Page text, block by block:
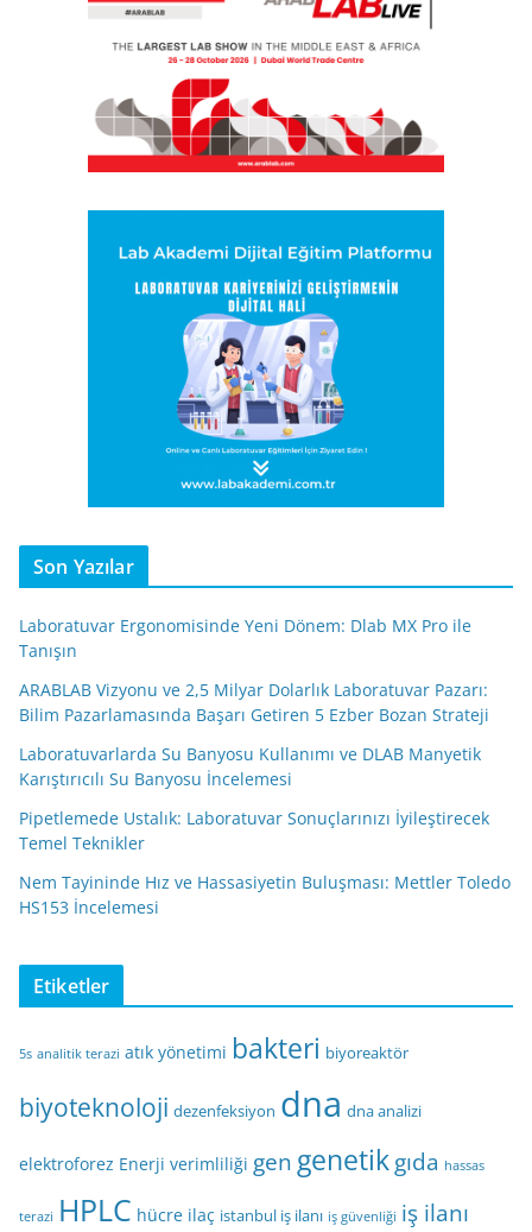
Son Yazılar
Laboratuvar Ergonomisinde Yeni Dönem: Dlab MX Pro ile
Tanışın
ARABLAB Vizyonu ve 2,5 Milyar Dolarlık Laboratuvar Pazarı:
Bilim Pazarlamasında Başarı Getiren 5 Ezber Bozan Strateji
Laboratuvarlarda Su Banyosu Kullanımı ve DLAB Manyetik
Karıştırıcılı Su Banyosu İncelemesi
Pipetlemede Ustalık: Laboratuvar Sonuçlarınızı İyileştirecek
Temel Teknikler
Nem Tayininde Hız ve Hassasiyetin Buluşması: Mettler Toledo
HS153 İncelemesi
Etiketler
5s analitik terazi atık yönetimi bakteri biyoreaktör
biyoteknoloji dezenfeksiyon dna dna analizi
elektroforez Enerji verimliliği gen genetikgıda hassas
terazi HPLC hücre ilaç istanbul iş ilanı iş güvenliği iş ilanı